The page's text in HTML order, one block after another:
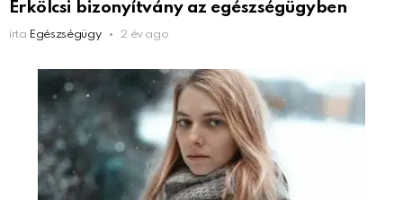
Erkölcsi bizonyítvány az egészségügyben
írta Egészségügy 2 év ago